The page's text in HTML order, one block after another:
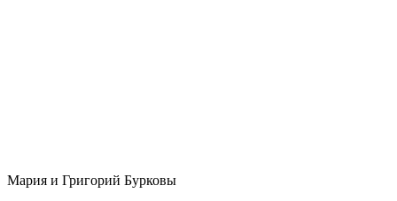
Мария и Григорий Бурковы